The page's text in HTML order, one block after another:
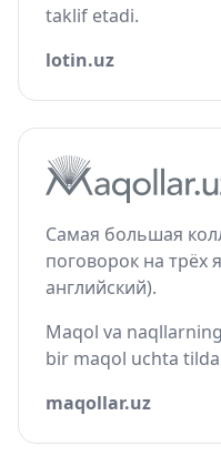
taklif etadi.
lotin.uz
Самая большая
поговорок на трёх
английский).
Maqol va
bir maqol uchta tilda
maqollar.uz